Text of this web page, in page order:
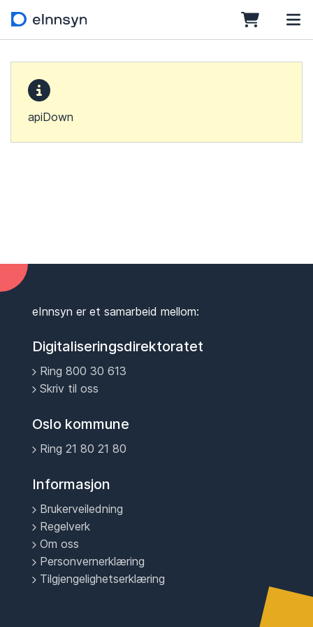
apiDown
eInnsyn er et samarbeid mellom:
Digitaliseringsdirektoratet
Ring 800 30 613
Skriv til oss
Oslo kommune
Ring 21 80 21 80
Informasjon
Brukerveiledning
Regelverk
Om oss
Personvernerklæring
Tilgjengelighetserklæring